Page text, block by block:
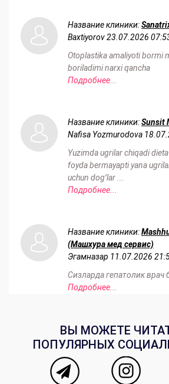
Название клиники:
Baxtiyorov23.07.2026
Otoplastika amaliyoti bormi
boriladimi narxi qancha
Подробнее...
Название клиники:Sunsit
Nafisa Yozmurodova
Yuzimda ugrilar chiqadi
foyda bermayapti yana
uchun dogʻlar ...
Подробнее...
Название клиники:
(Машхура мед сервис)
Эгамназар 11.07.2026
Сизларда гепатолик врач
Подробнее...
ВЫ МОЖЕТЕ
ПОПУЛЯРНЫХ